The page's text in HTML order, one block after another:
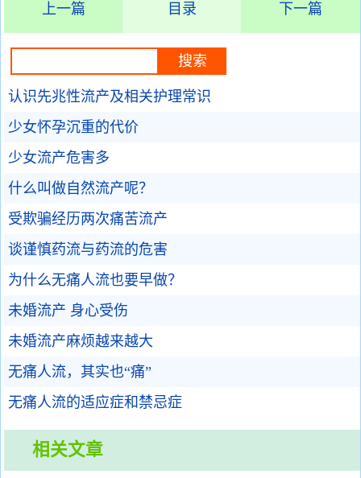
上一篇 目录 下一篇
认识先兆性流产及相关护理常识
少女怀孕沉重的代价
少女流产危害多
什么叫做自然流产呢？
受欺骗经历两次痛苦流产
谈谨慎药流与药流的危害
为什么无痛人流也要早做？
未婚流产 身心受伤
未婚流产麻烦越来越大
无痛人流，其实也“痛”
无痛人流的适应症和禁忌症
相关文章